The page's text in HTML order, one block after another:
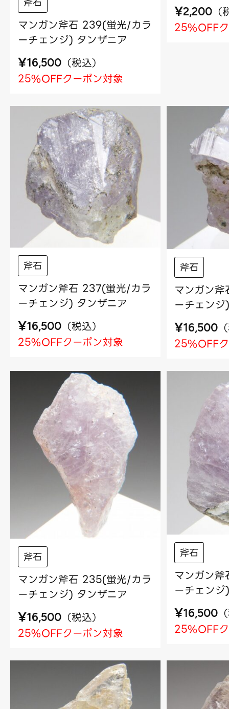
マンガン斧石 239(蛍光/カラ
ーチェンジ) タンザニア
¥16,500 （税込）
25%OFFクーポン対象
¥2,200 （
25%OFF
斧石
マンガン斧石 237(蛍光/カラ
ーチェンジ) タンザニア
¥16,500 （税込）
25%OFFクーポン対象
斧石
マンガン
ーチェン
¥16,500 （
25%OFF
斧石
マンガン斧石 235(蛍光/カラ
ーチェンジ) タンザニア
¥16,500 （税込）
25%OFFクーポン対象
斧石
マンガン
ーチェン
¥16,500 （
25%OFF